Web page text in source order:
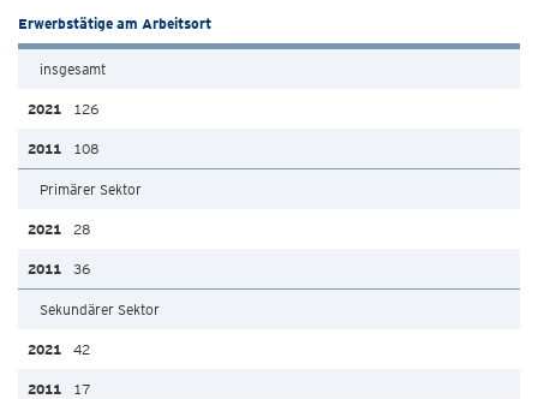
Erwerbstätige am Arbeitsort
insgesamt
126
108
Primärer Sektor
28
36
Sekundärer Sektor
42
17